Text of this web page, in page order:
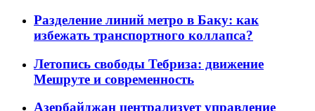
Разделение линий метро в Баку: как
избежать транспортного коллапса?
Летопись свободы Тебриза: движение
Мешруте и современность
Азербайджан централизует управление